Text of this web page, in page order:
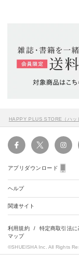
HAPPY PLUS STORE（ハッ
アプリダウンロード
ヘルプ
ショッピングガイド
会員特典のご案内
よくあるご質問
関連サイト
雑誌定期購読について
集英社Webマガジン Cobalt
利用規約 特定商取引法に
マップ
©SHUEISHA Inc. All Rights